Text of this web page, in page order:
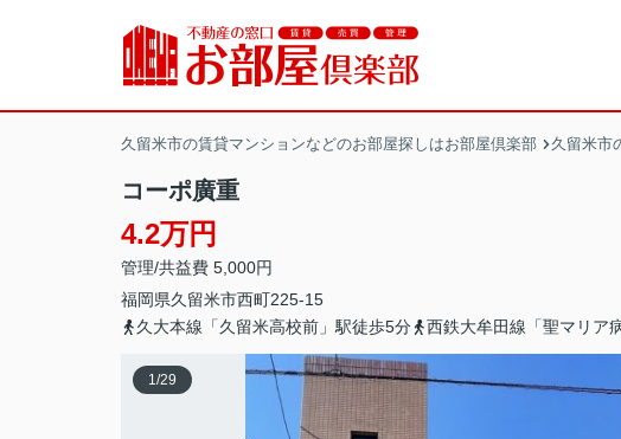
久留米市の賃貸マンションなどのお部屋探しはお部屋倶楽部 久留米市
コーポ廣重
4.2万円
管理/共益費 5,000円
福岡県久留米市西町225-15
久大本線「久留米高校前」駅徒歩5分
西鉄大牟田線「聖マリア
1/29